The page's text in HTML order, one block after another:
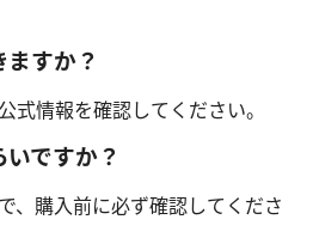
すか？
式情報を確認してください。
ですか？
、購入前に必ず確認してくださ